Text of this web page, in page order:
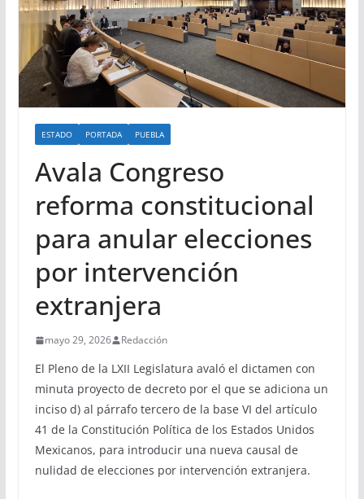
ESTADO PORTADA PUEBLA
Avala Congreso
reforma constitucional
para anular elecciones
por intervención
extranjera
mayo 29, 2026 Redacción
El Pleno de la LXII Legislatura avaló el dictamen con
minuta proyecto de decreto por el que se adiciona un
inciso d) al párrafo tercero de la base VI del artículo
41 de la Constitución Política de los Estados Unidos
Mexicanos, para introducir una nueva causal de
nulidad de elecciones por intervención extranjera.